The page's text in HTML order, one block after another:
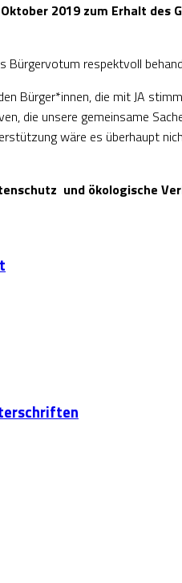
2019 zum Erhalt
Bürgervotum respektvoll
Bürger*innen, die mit JA
die unsere gemeinsame
wäre es überhaupt
und ökologische